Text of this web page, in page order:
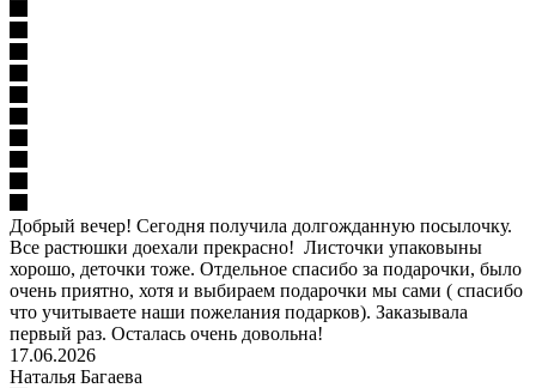
Добрый вечер! Сегодня получила долгожданную посылочку.
Все растюшки доехали прекрасно! Листочки упаковыны
хорошо, деточки тоже. Отдельное спасибо за подарочки, было
очень приятно, хотя и выбираем подарочки мы сами ( спасибо
что учитываете наши пожелания подарков). Заказывала
первый раз. Осталась очень довольна!
17.06.2026
Наталья Багаева